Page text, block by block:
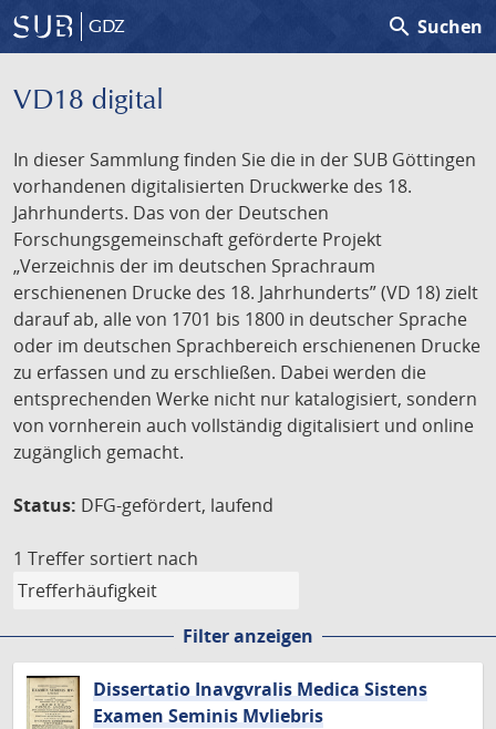
GDZ search Suchen
VD18 digital
In dieser Sammlung finden Sie die in der SUB Göttingen
vorhandenen digitalisierten Druckwerke des 18.
Jahrhunderts. Das von der Deutschen
Forschungsgemeinschaft geförderte Projekt
„Verzeichnis der im deutschen Sprachraum
erschienenen Drucke des 18. Jahrhunderts” (VD 18) zielt
darauf ab, alle von 1701 bis 1800 in deutscher Sprache
oder im deutschen Sprachbereich erschienenen Drucke
zu erfassen und zu erschließen. Dabei werden die
entsprechenden Werke nicht nur katalogisiert, sondern
von vornherein auch vollständig digitalisiert und online
zugänglich gemacht.
Status: DFG-gefördert, laufend
1 Treffer sortiert nach
Filter anzeigen
Dissertatio Inavgvralis Medica Sistens
Examen Seminis Mvliebris